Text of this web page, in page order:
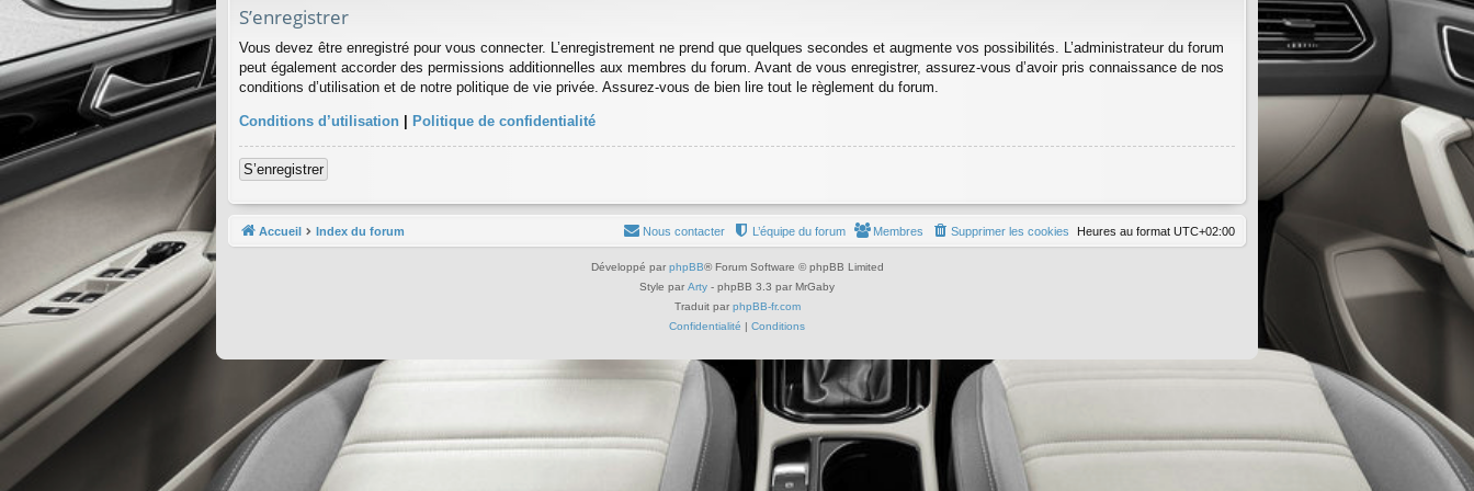
S’enregistrer
Vous devez être enregistré pour vous connecter. L’enregistrement ne prend que quelques secondes et augmente vos possibilités. L’administrateur du forum
peut également accorder des permissions additionnelles aux membres du forum. Avant de vous enregistrer, assurez-vous d’avoir pris connaissance de nos
conditions d’utilisation et de notre politique de vie privée. Assurez-vous de bien lire tout le règlement du forum.
Conditions d’utilisation Politique de confidentialité
S’enregistrer
Accueil Index du forum Heures au format UTC+02:00
Supprimer les cookies
Membres
L’équipe du forum
Nous contacter
Développé par phpBB® Forum Software © phpBB Limited
Style par Arty - phpBB 3.3 par MrGaby
Traduit par phpBB-fr.com
Confidentialité | Conditions